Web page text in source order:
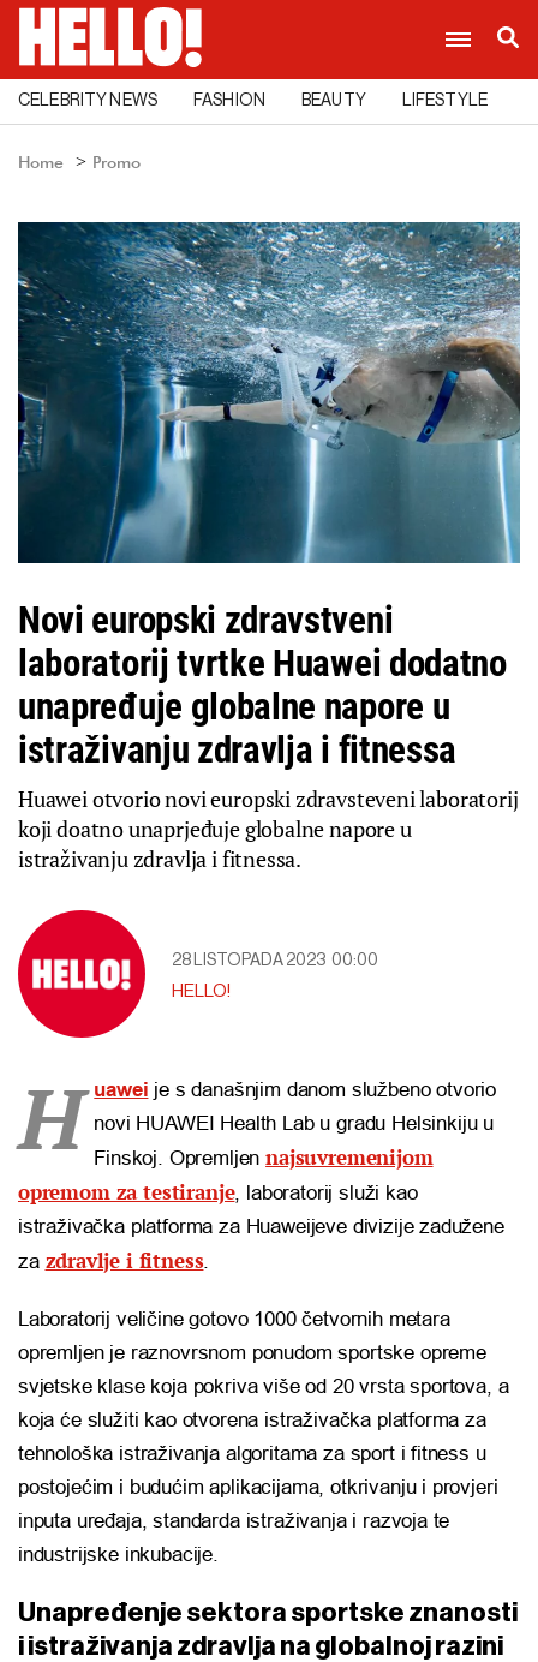
CELEBRITY NEWS FASHION BEAUTY LIFESTYLE
Home Promo
Novi europski zdravstveni
laboratorij tvrtke Huawei dodatno
unapređuje globalne napore u
istraživanju zdravlja i fitnessa
Huawei otvorio novi europski zdravsteveni laboratorij
koji doatno unaprjeđuje globalne napore u
istraživanju zdravlja i fitnessa.
28 LISTOPADA 2023 00:00
HELLO!
H uawei je s današnjim danom službeno otvorio
novi HUAWEI Health Lab u gradu Helsinkiju u
Finskoj. Opremljennajsuvremenijom
opremom za testiranje, laboratorij služi kao
istraživačka platforma za Huaweijeve divizije zadužene
za zdravlje i fitness.
Laboratorij veličine gotovo 1000 četvornih metara
opremljen je raznovrsnom ponudom sportske opreme
svjetske klase koja pokriva više od 20 vrsta sportova, a
koja će služiti kao otvorena istraživačka platforma za
tehnološka istraživanja algoritama za sport i fitness u
postojećim i budućim aplikacijama, otkrivanju i provjeri
inputa uređaja, standarda istraživanja i razvoja te
industrijske inkubacije.
Unapređenje sektora sportske znanosti
i istraživanja zdravlja na globalnoj razini